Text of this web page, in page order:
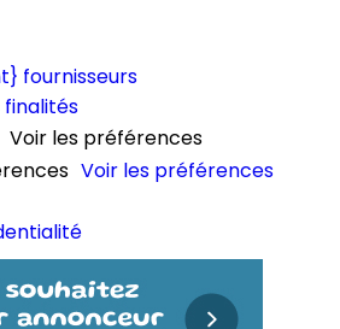
fournisseurs
finalités
Voir les préférences
Voir les préférences